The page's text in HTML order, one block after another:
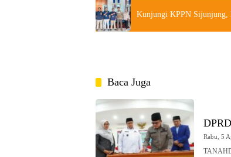
Kunjungi KPPN Sijunjung,
Baca Juga
Rabu, 5